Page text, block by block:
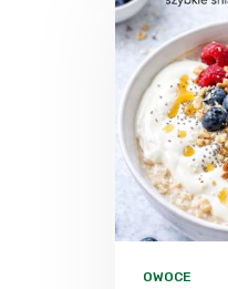
OWOCE